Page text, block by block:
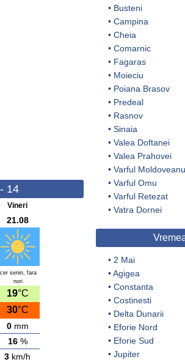
14
Vineri
21.08
cer senin, fara
nori
19°C
30°C
0mm
16%
3 km/h
• Busteni
• Campina
• Cheia
• Comarnic
• Fagaras
• Moieciu
• Poiana Brasov
• Predeal
• Rasnov
• Sinaia
• Valea Doftanei
• Valea Prahovei
• Varful Moldoveanu
• Varful Omu
• Varful Retezat
• Vatra Dornei
• 2 Mai
•Agigea
• Constanta
• Costinesti
• Delta Dunarii
• Eforie Nord
• Eforie Sud
• Jupiter